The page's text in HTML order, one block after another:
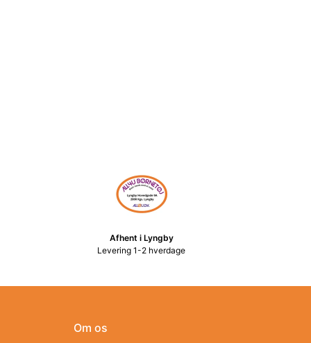
Afhent i Lyngby
Levering 1-2 hverdage
Om os